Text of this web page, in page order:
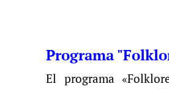
Programa
El programa